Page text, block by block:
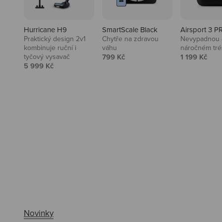
Hurricane H9
Praktický design 2v1
kombinuje ruční i
tyčový vysavač
Prodejní cena
5 999 Kč
SmartScale Black
Chytře na zdravou
váhu
Prodejní cena
799 Kč
Airsport 3
Nevypadnou
náročném
Prodejní cena
1 199 Kč